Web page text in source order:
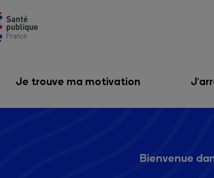
Je trouve ma motivation
Bienvenue